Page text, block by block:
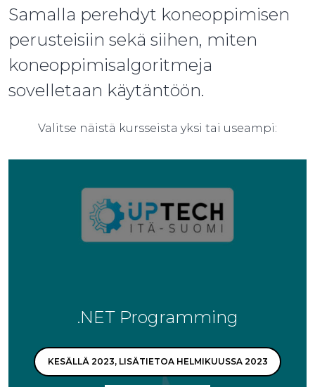
Samalla perehdyt koneoppimisen
perusteisiin sekä siihen, miten
koneoppimisalgoritmeja
sovelletaan käytäntöön.
Valitse näistä kursseista yksi tai useampi:
.NET Programming
KESÄLLÄ 2023, LISÄTIETOA HELMIKUUSSA 2023